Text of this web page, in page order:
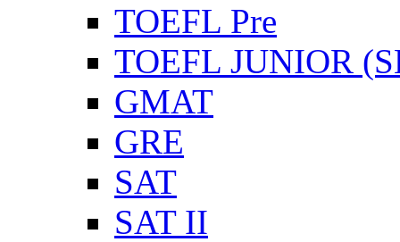
TOEFL Pre
TOEFL JUNIOR
GMAT
GRE
SAT
SAT II